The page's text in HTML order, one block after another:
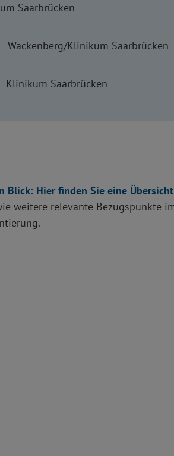
Saarbrücken
Wackenberg/Klinikum Saarbrücken
Klinikum Saarbrücken
Blick: Hier finden Sie eine Übersicht
weitere relevante Bezugspunkte